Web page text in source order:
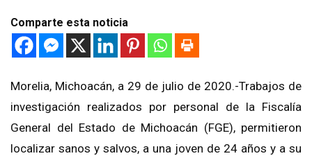
Comparte esta noticia
Morelia, Michoacán, a 29 de julio de 2020.-Trabajos de
investigación realizados por personal de la Fiscalía
General del Estado de Michoacán (FGE), permitieron
localizar sanos y salvos, a una joven de 24 años y a su